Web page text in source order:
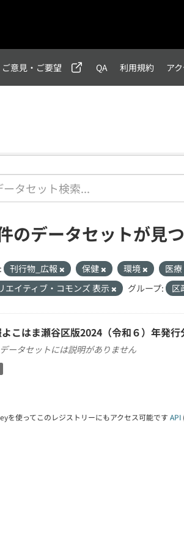
ご意見・ご要望 QA 利用規約 ア
のデータセットが見
刊行物_広報 保健 環境 医療
エイティブ・コモンズ 表示
グループ: 区
こはま瀬谷区版2024（令和６）年発行
ータセットには説明がありません
を使ってこのレジストリーにもアクセス可能です API